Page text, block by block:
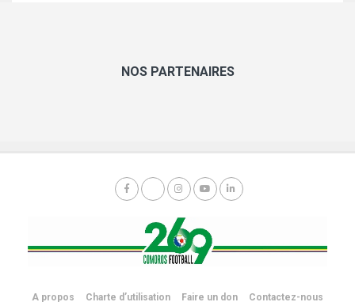
NOS PARTENAIRES
A propos Charte d’utilisation Faire un don Contactez-nous